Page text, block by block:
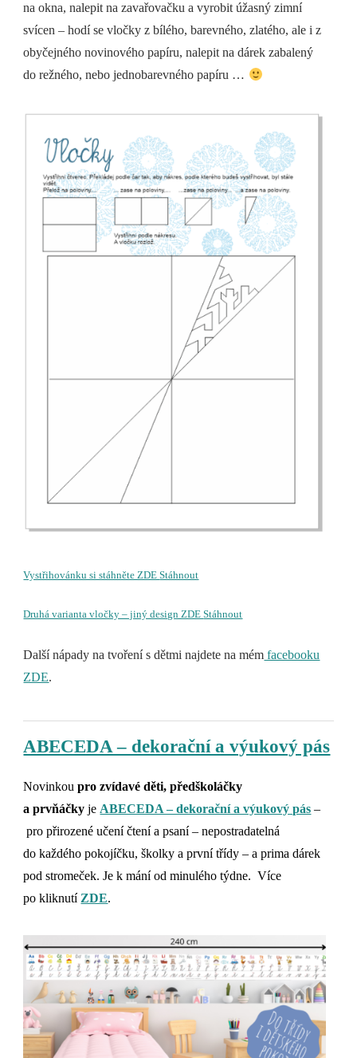
na okna, nalepit na zavařovačku a vyrobit úžasný zimní
svícen – hodí se vločky z bílého, barevného, zlatého, ale i z
obyčejného novinového papíru, nalepit na dárek zabalený
do režného, nebo jednobarevného papíru …
Vystřihovánku si stáhněte ZDEStáhnout
Druhá varianta vločky – jiný design ZDEStáhnout
Další nápady na tvoření s dětmi najdete na mém facebooku
ZDE.
ABECEDA – dekorační a výukový pás
Novinkoupro zvídavé děti, předškoláčky
a prvňáčky je ABECEDA – dekorační a výukový pás –
pro přirozené učení čtení a psaní – nepostradatelná
do každého pokojíčku, školky a první třídy – a prima dárek
pod stromeček. Je k mání od minulého týdne. Více
po kliknutí ZDE.